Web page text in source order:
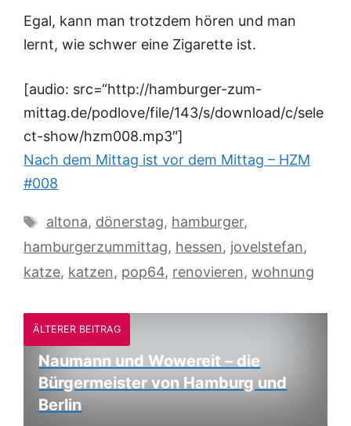
Egal, kann man trotzdem hören und man
lernt, wie schwer eine Zigarette ist.
[audio: src=“http://hamburger-zum-
mittag.de/podlove/file/143/s/download/c/sele
ct-show/hzm008.mp3″]
Nach dem Mittag ist vor dem Mittag – HZM
#008
Schlagwörter
altona, dönerstag, hamburger,
hamburgerzummittag, hessen, jovelstefan,
katze, katzen, pop64, renovieren, wohnung
ÄLTERER BEITRAG
Naumann und Wowereit – die
Bürgermeister von Hamburg und
Berlin